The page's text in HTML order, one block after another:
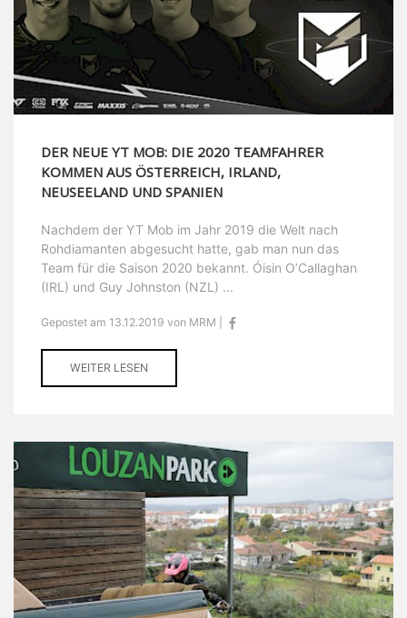
DER NEUE YT MOB: DIE 2020 TEAMFAHRER
KOMMEN AUS ÖSTERREICH, IRLAND,
NEUSEELAND UND SPANIEN
Nachdem der YT Mob im Jahr 2019 die Welt nach
Rohdiamanten abgesucht hatte, gab man nun das
Team für die Saison 2020 bekannt. Óisin O’Callaghan
(IRL) und Guy Johnston (NZL) ...
Gepostet am 13.12.2019 von MRM |
WEITER LESEN